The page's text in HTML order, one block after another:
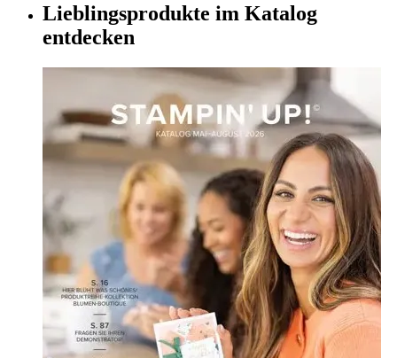
Lieblingsprodukte im Katalog
entdecken